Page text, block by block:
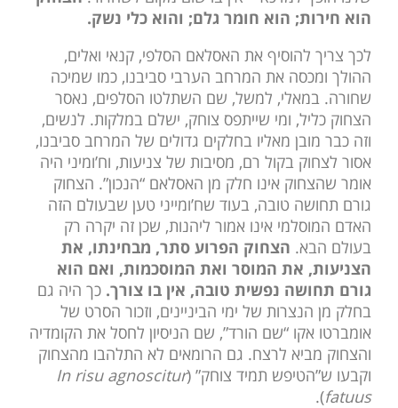
הוא חירות; הוא חומר גלם; והוא כלי נשק.
לכך צריך להוסיף את האסלאם הסלפי, קנאי ואלים,
ההולך ומכסה את המרחב הערבי סביבנו, כמו שמיכה
שחורה. במאלי, למשל, שם השתלטו הסלפים, נאסר
הצחוק כליל, ומי שייתפס צוחק, ישלם במלקות. לנשים,
וזה כבר מובן מאליו בחלקים גדולים של המרחב סביבנו,
אסור לצחוק בקול רם, מסיבות של צניעות, וח’ומיני היה
אומר שהצחוק אינו חלק מן האסלאם “הנכון”. הצחוק
גורם תחושה טובה, בעוד שח’ומייני טען שבעולם הזה
האדם המוסלמי אינו אמור ליהנות, שכן זה יקרה רק
בעולם הבא. הצחוק הפרוע סתר, מבחינתו, את
הצניעות, את המוסר ואת המוסכמות, ואם הוא
גורם תחושה נפשית טובה, אין בו צורך. כך היה גם
בחלק מן הנצרות של ימי הביניינים, וזכור הסרט של
אומברטו אקו “שם הורד”, שם הניסיון לחסל את הקומדיה
והצחוק מביא לרצח. גם הרומאים לא התלהבו מהצחוק
וקבעו ש”הטיפש תמיד צוחק” (In risu agnoscitur
fatuus
).